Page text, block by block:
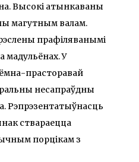
Высокі атынкаваны
магутным валам.
прафіляванымі
мадульёнах. У
прасторавай
несапраўдны
Рэпрэзентатыўнасць
ствараецца
порцікам з